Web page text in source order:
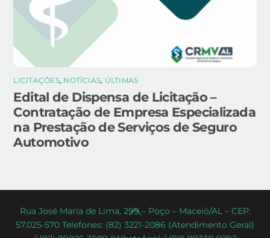
LICITAÇÕES, NOTÍCIAS, ÚLTIMAS
Edital de Dispensa de Licitação –
Contratação de Empresa Especializada
na Prestação de Serviços de Seguro
Automotivo
Back
To
Rua José Maria de Lima, 299 – Poço – Maceió/AL – CEP:
57.025-570 Telefones: (82) 3221-2086 (Atendimento Geral)